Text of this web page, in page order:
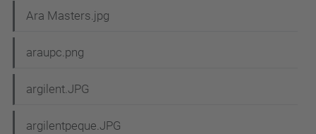
Ara Masters.jpg
araupc.png
argilent.JPG
argilentpeque.JPG